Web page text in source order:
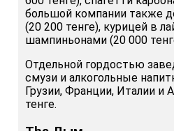
большой компании также
(20 200 тенге), курицей в
шампиньонами (20 000
Отдельной гордостью
смузи и алкогольные
Грузии, Франции, Италии и
тенге.